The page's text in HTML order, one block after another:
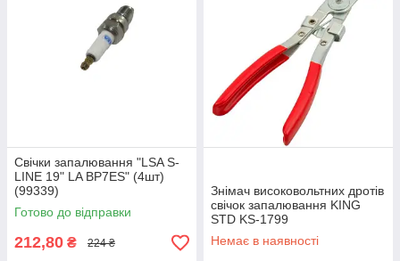
Свічки запалювання "LSA S-
LINE 19" LA BP7ES" (4шт)
(99339)
Готово до відправки
212,80 ₴ 224 ₴
Знімач високовольтних дротів
свічок запалювання KING
STD KS-1799
Немає в наявності